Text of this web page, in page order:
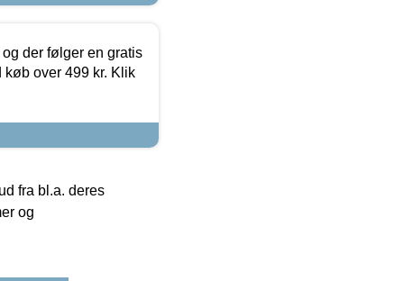
der følger en gratis
køb over 499 kr. Klik
fra bl.a. deres
og